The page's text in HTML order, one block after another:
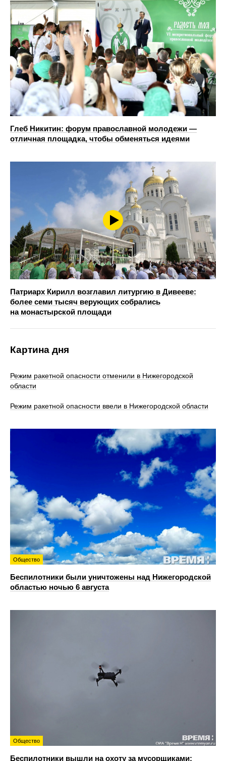
Глеб Никитин: форум православной молодежи —
отличная площадка, чтобы обменяться идеями
Патриарх Кирилл возглавил литургию в Дивееве:
более семи тысяч верующих собрались
на монастырской площади
Картина дня
Режим ракетной опасности отменили в Нижегородской
области
Режим ракетной опасности ввели в Нижегородской области
Общество
Беспилотники были уничтожены над Нижегородской
областью ночью 6 августа
Общество
Беспилотники вышли на охоту за мусорщиками: